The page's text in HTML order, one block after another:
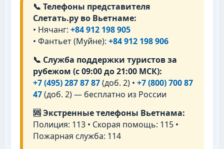
📞 Телефоны представителя
Слетать.ру во Вьетнаме:
• Нячанг: +84 912 198 905
• Фантьет (Муйне): +84 912 198 906
📞 Служба поддержки туристов за
рубежом (с 09:00 до 21:00 МСК):
+7 (495) 287 87 87(доб. 2) • +7 (800) 700 87
47(доб. 2) — бесплатно из России
🆘 Экстренные телефоны Вьетнама:
Полиция: 113 • Скорая помощь: 115 •
Пожарная служба: 114